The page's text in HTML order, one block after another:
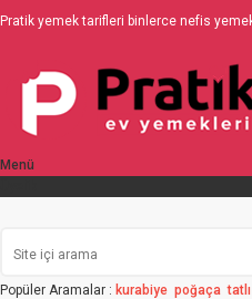
Pratik yemek tarifleri binlerce nefis
Menü
Popüler Aramalar : kurabiye poğaça tatlı